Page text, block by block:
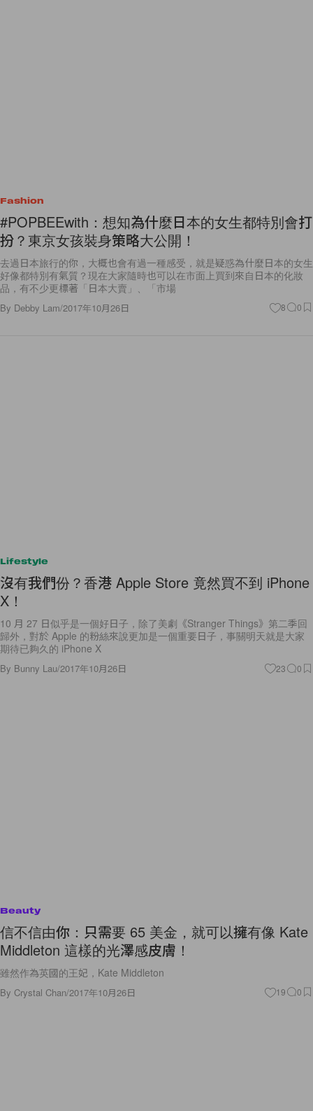
Fashion
#POPBEEwith：想知為什麼日本的女生都特別會打
扮？東京女孩裝身策略大公開！
去過日本旅行的你，大概也會有過一種感受，就是疑惑為什麼日本的女生
好像都特別有氣質？現在大家隨時也可以在市面上買到來自日本的化妝
品，有不少更標著「日本大賣」、「市場
By Debby Lam/2017年10月26日 8 0
Lifestyle
沒有我們份？香港 Apple Store 竟然買不到 iPhone
X！
10 月 27 日似乎是一個好日子，除了美劇《Stranger Things》第二季回
歸外，對於 Apple 的粉絲來說更加是一個重要日子，事關明天就是大家
期待已夠久的 iPhone X
By Bunny Lau/2017年10月26日 23 0
Beauty
信不信由你：只需要 65 美金，就可以擁有像 Kate
Middleton 這樣的光澤感皮膚！
雖然作為英國的王妃，Kate Middleton
By Crystal Chan/2017年10月26日 19 0